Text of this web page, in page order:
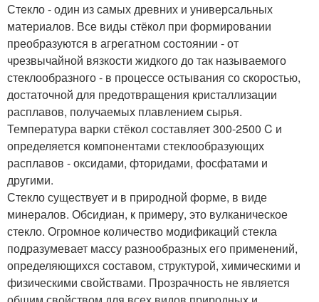
Стекло - один из самых древних и универсальных
материалов. Все виды стёкол при формировании
преобразуются в агрегатном состоянии - от
чрезвычайной вязкости жидкого до так называемого
стеклообразного - в процессе остывания со скоростью,
достаточной для предотвращения кристаллизации
расплавов, получаемых плавлением сырья.
Температура варки стёкол составляет 300-2500 C и
определяется компонентами стеклообразующих
расплавов - оксидами, фторидами, фосфатами и
другими.
Стекло существует и в природной форме, в виде
минералов. Обсидиан, к примеру, это вулканическое
стекло. Огромное количество модификаций стекла
подразумевает массу разнообразных его применений,
определяющихся составом, структурой, химическими и
физическими свойствами. Прозрачность не является